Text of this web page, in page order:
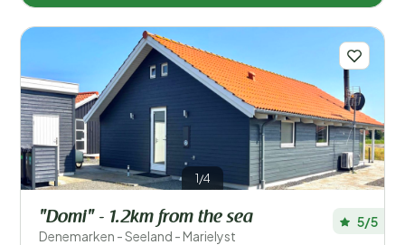
1/4
"Domi" - 1.2km from the sea
Denemarken - Seeland - Marielyst
5/5